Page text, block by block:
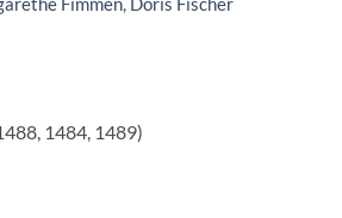
1484, 1489)